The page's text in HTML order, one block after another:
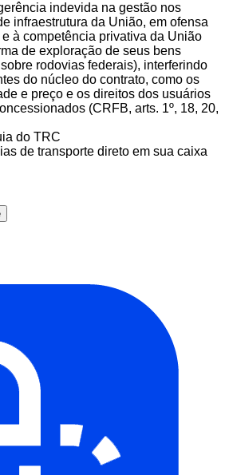
indevida na gestão nos
infraestrutura da União, em ofensa
à competência privativa da União
de exploração de seus bens
rodovias federais), interferindo
do núcleo do contrato, como os
e preço e os direitos dos usuários
(CRFB, arts. 1º, 18, 20,
do TRC
de transporte direto em sua caixa